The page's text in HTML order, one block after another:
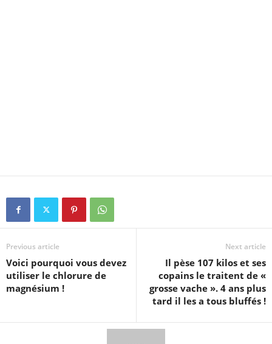
Previous article
Voici pourquoi vous devez
utiliser le chlorure de
magnésium !
Next article
Il pèse 107 kilos et ses
copains le traitent de «
grosse vache ». 4 ans plus
tard il les a tous bluffés !